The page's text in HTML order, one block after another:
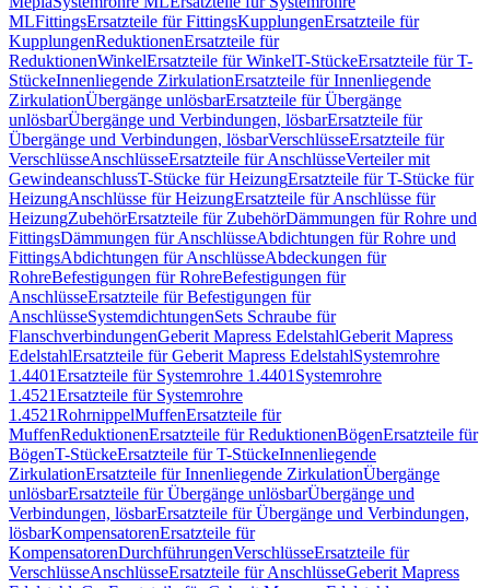
MLFittingsErsatzteile für FittingsKupplungenErsatzteile für
KupplungenReduktionenErsatzteile für
ReduktionenWinkelErsatzteile für WinkelT-StückeErsatzteile für T-
StückeInnenliegende ZirkulationErsatzteile für Innenliegende
ZirkulationÜbergänge unlösbarErsatzteile für Übergänge
unlösbarÜbergänge und Verbindungen, lösbarErsatzteile für
Übergänge und Verbindungen, lösbarVerschlüsseErsatzteile für
VerschlüsseAnschlüsseErsatzteile für AnschlüsseVerteiler mit
GewindeanschlussT-Stücke für HeizungErsatzteile für T-Stücke für
HeizungAnschlüsse für HeizungErsatzteile für Anschlüsse für
HeizungZubehörErsatzteile für ZubehörDämmungen für Rohre und
FittingsDämmungen für AnschlüsseAbdichtungen für Rohre und
FittingsAbdichtungen für AnschlüsseAbdeckungen für
RohreBefestigungen für RohreBefestigungen für
AnschlüsseErsatzteile für Befestigungen für
AnschlüsseSystemdichtungenSets Schraube für
FlanschverbindungenGeberit Mapress EdelstahlGeberit Mapress
EdelstahlErsatzteile für Geberit Mapress EdelstahlSystemrohre
1.4401Ersatzteile für Systemrohre 1.4401 Systemrohre
1.4521Ersatzteile für Systemrohre
1.4521RohrnippelMuffenErsatzteile für
MuffenReduktionenErsatzteile für ReduktionenBögenErsatzteile für
BögenT-StückeErsatzteile für T-StückeInnenliegende
ZirkulationErsatzteile für Innenliegende ZirkulationÜbergänge
unlösbarErsatzteile für Übergänge unlösbarÜbergänge und
Verbindungen, lösbarErsatzteile für Übergänge und Verbindungen,
lösbarKompensatorenErsatzteile für
KompensatorenDurchführungenVerschlüsseErsatzteile für
VerschlüsseAnschlüsseErsatzteile für AnschlüsseGeberit Mapress